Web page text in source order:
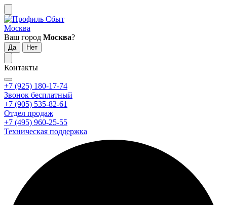
Москва
Ваш город Москва?
Контакты
+7 (925) 180-17-74
Звонок бесплатный
+7 (905) 535-82-61
Отдел продаж
+7 (495) 960-25-55
Техническая поддержка